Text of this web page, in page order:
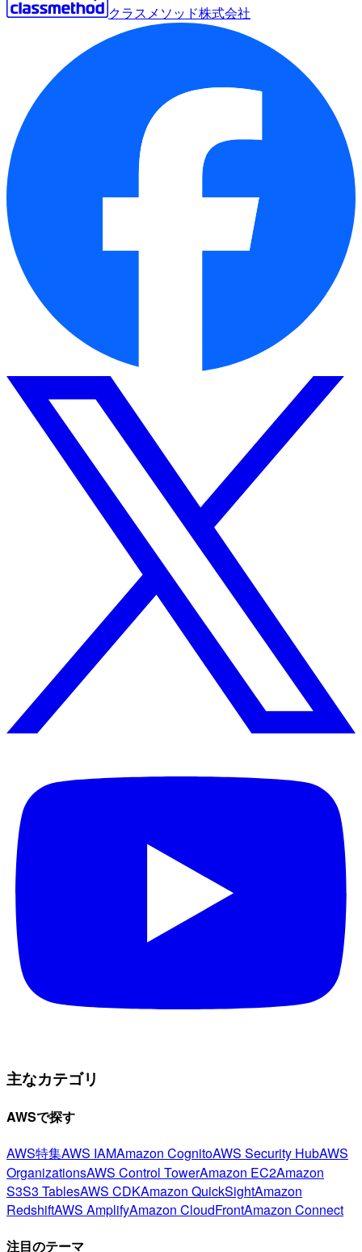
クラスメソッド株式会社
主なカテゴリ
AWSで探す
AWS特集AWS IAMAmazon CognitoAWS Security HubAWS
OrganizationsAWS Control TowerAmazon EC2Amazon
S3S3 TablesAWS CDKAmazon QuickSightAmazon
RedshiftAWS AmplifyAmazon CloudFrontAmazon Connect
注目のテーマ